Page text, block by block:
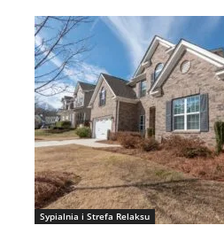
Sypialnia i Strefa Relaksu